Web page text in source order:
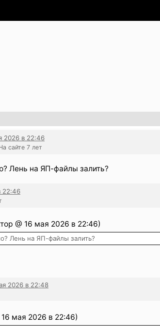
2026 в 22:46
сайте 7 лет
Лень на ЯП-файлы залить?
22:46
@ 16 мая 2026 в 22:46)
Лень на ЯП-файлы залить?
2026 в 22:48
мая 2026 в 22:46)